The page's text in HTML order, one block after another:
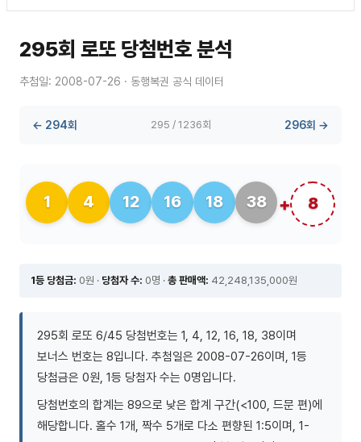
295회 로또 당첨번호 분석
추첨일: 2008-07-26 · 동행복권 공식 데이터
← 294회 295 / 1236회 296회 →
1 4 12 16 18 38 8
1등 당첨금: 0원 · 당첨자 수: 0명 · 총 판매액: 42,248,135,000원
295회 로또 6/45 당첨번호는 1, 4, 12, 16, 18, 38이며
보너스 번호는 8입니다. 추첨일은 2008-07-26이며, 1등
당첨금은 0원, 1등 당첨자 수는 0명입니다.
당첨번호의 합계는 89으로 낮은 합계 구간(<100, 드문 편)에
해당합니다. 홀수 1개, 짝수 5개로 다소 편향된 1:5이며, 1-